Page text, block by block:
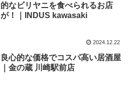
的なビリヤニを食べられるお店
が！｜INDUS kawasaki
2024.12.22
良心的な価格でコスパ高い居酒屋
｜金の蔵 川崎駅前店